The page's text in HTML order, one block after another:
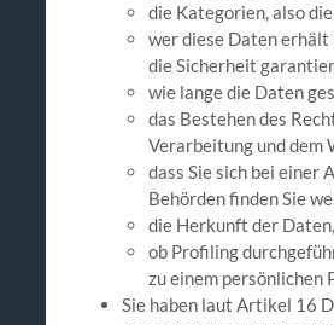
die Kategorien, also
wer diese Daten
die Sicherheit
wie lange die Daten
das Bestehen des
Verarbeitung und dem
dass Sie sich bei einer
Behörden finden Sie
die Herkunft der
ob Profiling
zu einem persönlichen
Sie haben laut Artikel 16